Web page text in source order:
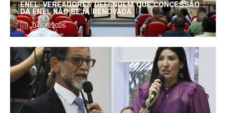
ENEL: VEREADORES DEFENDEM QUE CONCESSÃO
DA ENEL NÃO SEJA RENOVADA
04/08/2026